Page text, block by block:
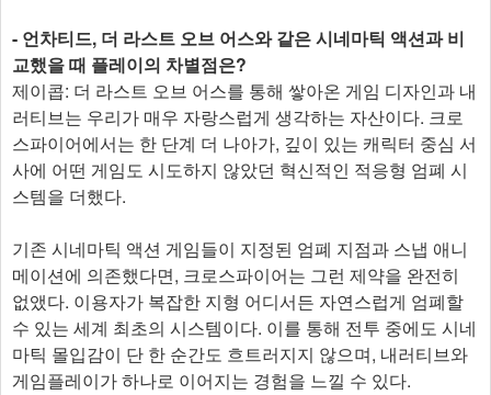
- 언차티드, 더 라스트 오브 어스와 같은 시네마틱 액션과 비
교했을 때 플레이의 차별점은?
제이콥: 더 라스트 오브 어스를 통해 쌓아온 게임 디자인과 내
러티브는 우리가 매우 자랑스럽게 생각하는 자산이다. 크로
스파이어에서는 한 단계 더 나아가, 깊이 있는 캐릭터 중심 서
사에 어떤 게임도 시도하지 않았던 혁신적인 적응형 엄폐 시
스템을 더했다.
기존 시네마틱 액션 게임들이 지정된 엄폐 지점과 스냅 애니
메이션에 의존했다면, 크로스파이어는 그런 제약을 완전히
없앴다. 이용자가 복잡한 지형 어디서든 자연스럽게 엄폐할
수 있는 세계 최초의 시스템이다. 이를 통해 전투 중에도 시네
마틱 몰입감이 단 한 순간도 흐트러지지 않으며, 내러티브와
게임플레이가 하나로 이어지는 경험을 느낄 수 있다.